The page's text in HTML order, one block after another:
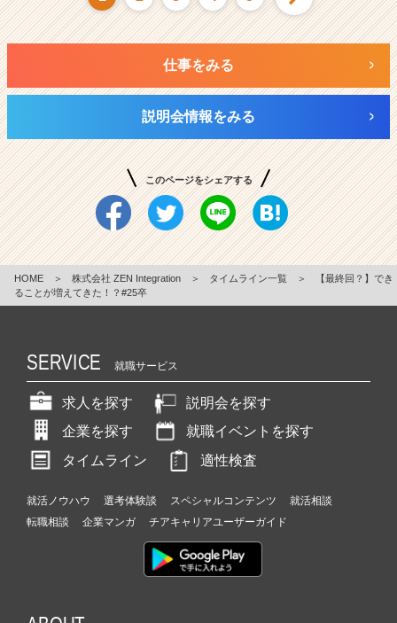
仕事をみる
説明会情報をみる
このページをシェアする
HOME ＞ 株式会社 ZEN Integration ＞ タイムライン一覧 ＞
【最終回？】でき
ることが増えてきた！？#25卒
SERVICE 就職サービス
求人を探す
説明会を探す
企業を探す
就職イベントを探す
タイムライン
適性検査
就活ノウハウ 選考体験談 スペシャルコンテンツ
就活相談
転職相談
企業マンガ チアキャリアユーザーガイド